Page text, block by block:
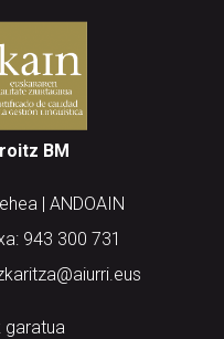
BM
| ANDOAIN
943 300 731
garatua